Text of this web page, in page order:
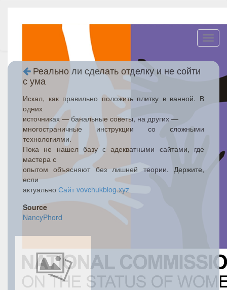
Реально ли сделать отделку и не сойти
с ума
Искал, как правильно положить плитку в ванной. В
одних
источниках — банальные советы, на других —
многостраничные инструкции со сложными
технологиями.
Пока не нашел базу с адекватными сайтами, где
мастера с
опытом объясняют без лишней теории. Держите,
если
актуально Сайт vovchukblog.xyz
Source
NancyPhord